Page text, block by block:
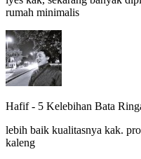
rumah minimalis
Hafif- 5 Kelebihan Bata
lebih baik kualitasnya kak.
kaleng